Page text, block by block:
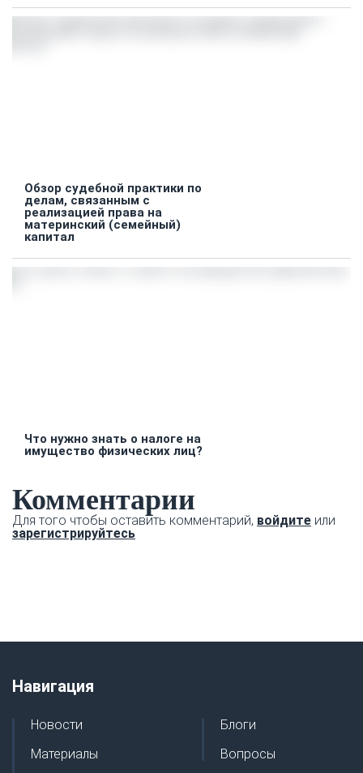
Обзор судебной практики по
делам, связанным с
реализацией права на
материнский (семейный)
капитал
Что нужно знать о налоге на
имущество физических лиц?
Комментарии
Для того чтобы оставить комментарий, войдите или
зарегистрируйтесь
Навигация
Новости
Материалы
Блоги
Вопросы